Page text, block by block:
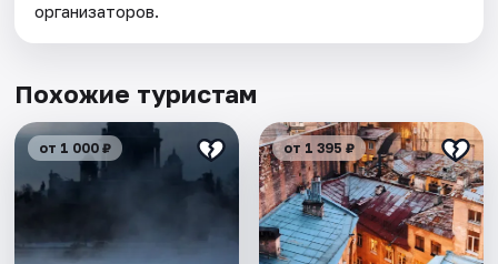
организаторов.
Похожие туристам
от 1 000 ₽ от 1 395 ₽